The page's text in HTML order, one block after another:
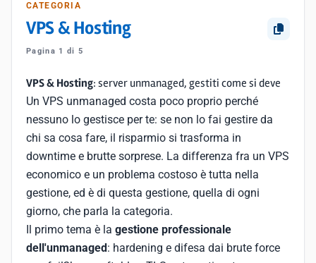
CATEGORIA
VPS & Hosting
Pagina 1 di 5
VPS & Hosting: server unmanaged, gestiti come si deve
Un VPS unmanaged costa poco proprio perché
nessuno lo gestisce per te: se non lo fai gestire da
chi sa cosa fare, il risparmio si trasforma in
downtime e brutte sorprese. La differenza fra un VPS
economico e un problema costoso è tutta nella
gestione, ed è di questa gestione, quella di ogni
giorno, che parla la categoria.
Il primo tema è la gestione professionale
dell'unmanaged: hardening e difesa dai brute force